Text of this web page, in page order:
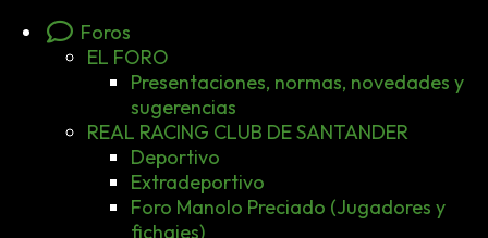
Foros
EL FORO
Presentaciones, normas, novedades y
sugerencias
REAL RACING CLUB DE SANTANDER
Deportivo
Extradeportivo
Foro Manolo Preciado (Jugadores y
fichajes)